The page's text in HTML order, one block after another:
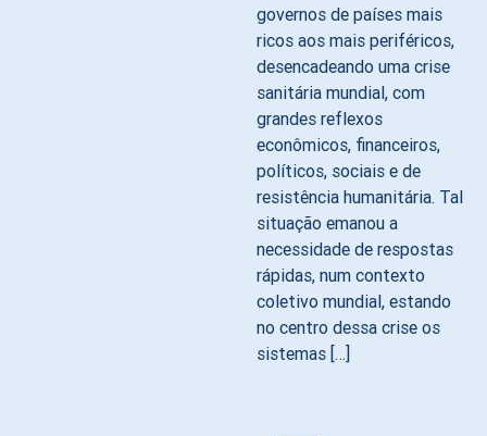
governos de países mais
ricos aos mais periféricos,
desencadeando uma crise
sanitária mundial, com
grandes reflexos
econômicos, financeiros,
políticos, sociais e de
resistência humanitária. Tal
situação emanou a
necessidade de respostas
rápidas, num contexto
coletivo mundial, estando
no centro dessa crise os
sistemas […]